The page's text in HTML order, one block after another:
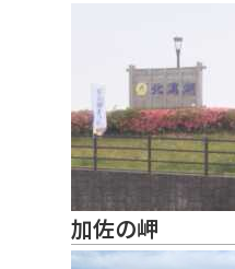
加佐の岬